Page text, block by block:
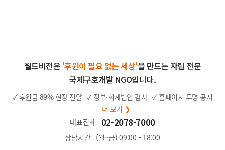
월드비전은 '후원이 필요 없는 세상'을 만드는 자립 전문
국제구호개발 NGO입니다.
✓ 후원금 89%현장 전달 ✓ 정부·회계법인 감사 ✓ 홈페이지 투명 공시
더 보기 ❯
대표전화
02-2078-7000
상담시간 (월~금) 09:00 - 18:00